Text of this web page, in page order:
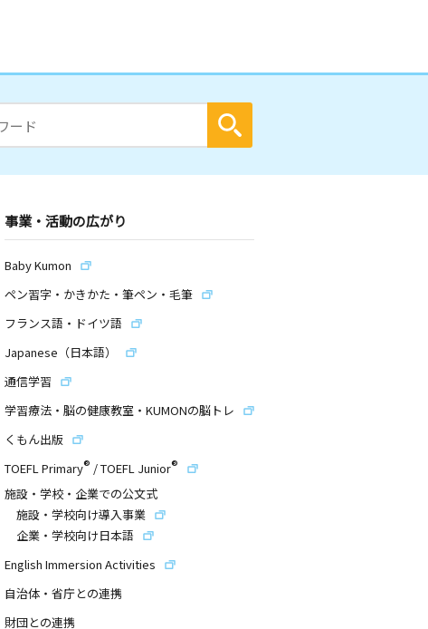
事業・活動の広がり
Baby Kumon
ペン習字・かきかた・筆ペン・毛筆
フランス語・ドイツ語
Japanese（日本語）
通信学習
学習療法・脳の健康教室・KUMONの脳トレ
くもん出版
TOEFL Primary® /TOEFL Junior®
施設・学校・企業での公文式
施設・学校向け導入事業
企業・学校向け日本語
English Immersion Activities
自治体・省庁との連携
財団との連携